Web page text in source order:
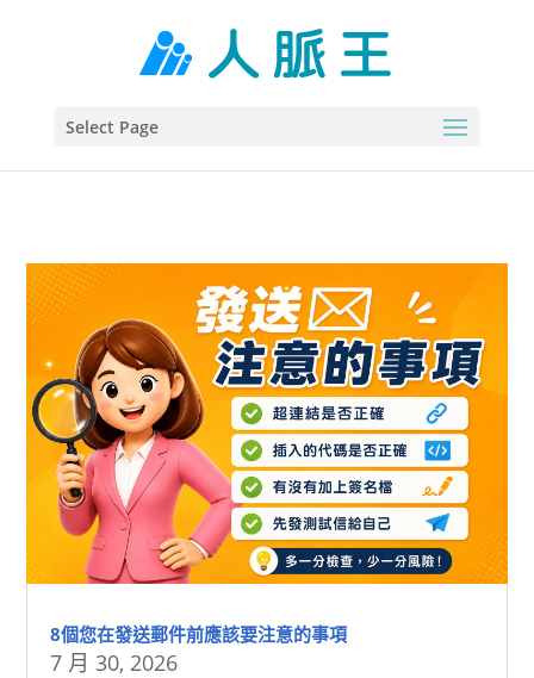
Select Page
8個您在發送郵件前應該要注意的事項
7 月 30, 2026